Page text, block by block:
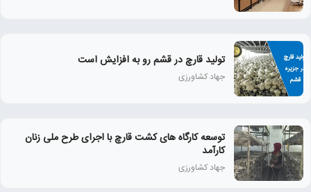
تولید قارچ در قشم رو به افزایش است
جهاد کشاورزی
توسعه کارگاه های کشت قارچ با اجرای طرح ملی زنان
كارآمد
جهاد کشاورزی